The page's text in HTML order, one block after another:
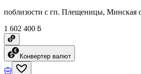
поблизости с гп. Плещеницы, Минская
1 602 400 ƃ
Конвертер валют